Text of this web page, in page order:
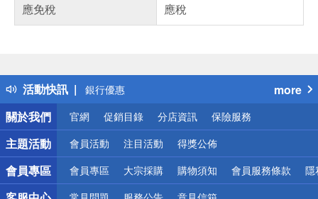
應免稅
應稅
活動快訊
詐騙網頁！請小心！
銀行優惠
偏遠地區配送
詐騙網頁！請小心！
more
關於我們
官網 促銷目錄 分店資訊 保險服務
主題活動 會員活動 注目活動 得獎公佈
會員專區 會員專區 大宗採購 購物須知 會員服務條款 隱